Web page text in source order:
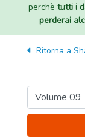
perchè tutti i
perderai
Ritorna a